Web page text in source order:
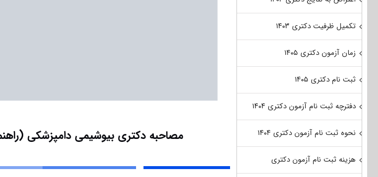
مصاحبه دکتری بیوشیمی دامپزشکی
تکمیل ظرفیت دکتری ۱۴۰۳
زمان آزمون دکتری ۱۴۰۵
ثبت نام دکتری ۱۴۰۵
دفترچه ثبت نام آزمون دکتری ۱۴۰۴
نحوه ثبت نام آزمون دکتری ۱۴۰۴
هزینه ثبت نام آزمون دکتری